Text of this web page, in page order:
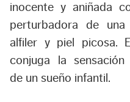
inocente y aniñada
perturbadora de
alfiler y piel picosa.
conjuga la sensación
de un sueño infantil.